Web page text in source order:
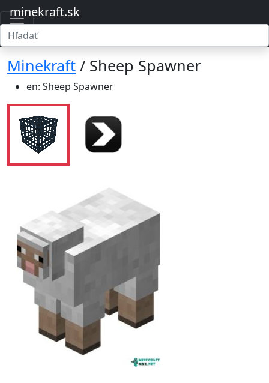
minekraft.sk
Minekraft / Sheep Spawner
en: Sheep Spawner